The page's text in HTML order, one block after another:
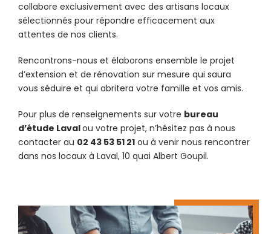
collabore exclusivement avec des artisans locaux
sélectionnés pour répondre efficacement aux
attentes de nos clients.
Rencontrons-nous et élaborons ensemble le projet
d’extension et de rénovation sur mesure qui saura
vous séduire et qui abritera votre famille et vos amis.
Pour plus de renseignements sur votre bureau
d’étude Lavalou votre projet, n’hésitez pas à nous
contacter au 02 43 53 51 21 ou à venir nous rencontrer
dans nos locaux à Laval, 10 quai Albert Goupil.